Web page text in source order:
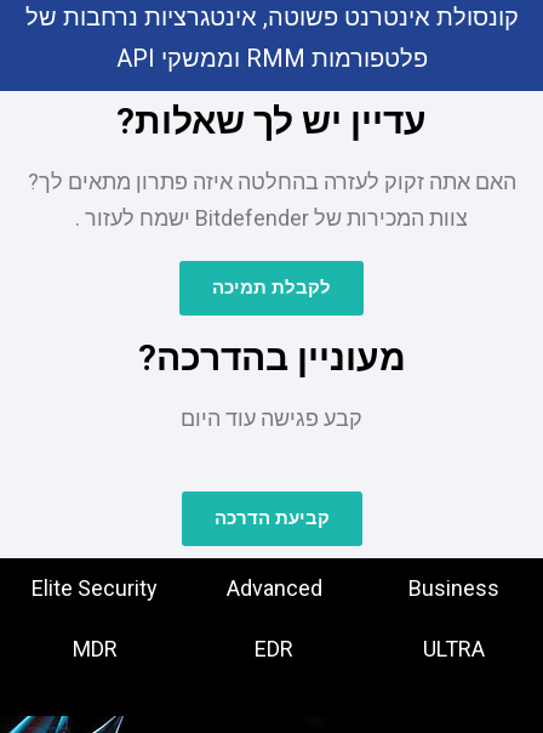
קונסולת אינטרנט פשוטה, אינטגרציות נרחבות של
פלטפורמות RMM וממשקי API
עדיין יש לך שאלות?
האם אתה זקוק לעזרה בהחלטה איזה פתרון מתאים לך?
צוות המכירות של Bitdefender ישמח לעזור .
לקבלת תמיכה
מעוניין בהדרכה?
קבע פגישה עוד היום
קביעת הדרכה
Business
Advanced
Elite Security
ULTRA
EDR
MDR